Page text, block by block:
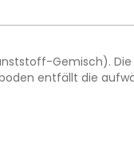
Gemisch).
entfällt die